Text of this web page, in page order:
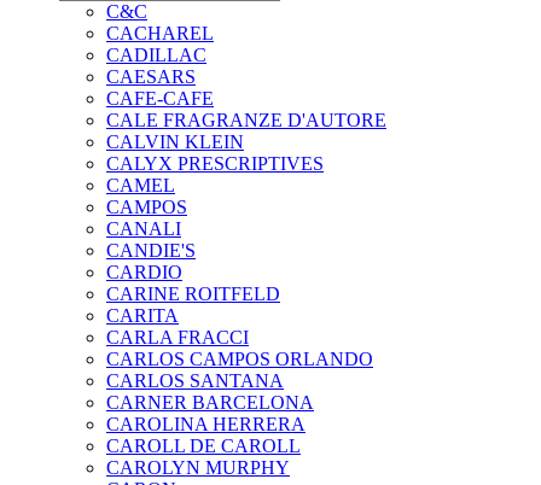
C&C
CACHAREL
CADILLAC
CAESARS
CAFE-CAFE
CALE FRAGRANZE D'AUTORE
CALVIN KLEIN
CALYX PRESCRIPTIVES
CAMEL
CAMPOS
CANALI
CANDIE'S
CARDIO
CARINE ROITFELD
CARITA
CARLA FRACCI
CARLOS CAMPOS ORLANDO
CARLOS SANTANA
CARNER BARCELONA
CAROLINA HERRERA
CAROLL DE CAROLL
CAROLYN MURPHY